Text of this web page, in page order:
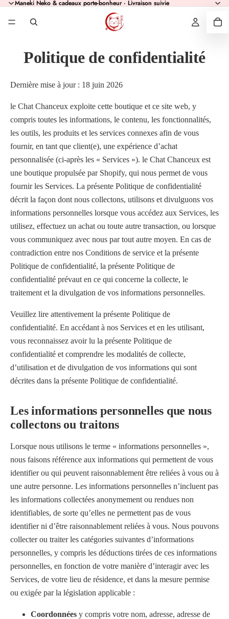
Maneki Neko & cadeaux porte-bonheur · Livraison suivie
Maneki Neko & cadeaux porte-bonheur · Livraison suivie
Politique de confidentialité
Dernière mise à jour : 18 juin 2026
le Chat Chanceux exploite cette boutique et ce site web, y
compris toutes les informations, le contenu, les fonctionnalités,
les outils, les produits et les services connexes afin de vous
fournir, en tant que client(e), une expérience d’achat
personnalisée (ci-après les « Services »). le Chat Chanceux est
une boutique propulsée par Shopify, qui nous permet de vous
fournir les Services. La présente Politique de confidentialité
décrit la façon dont nous collectons, utilisons et divulguons vos
informations personnelles lorsque vous accédez aux Services, les
utilisez, effectuez un achat ou toute autre transaction, ou lorsque
vous communiquez avec nous par tout autre moyen. En cas de
contradiction entre nos Conditions de service et la présente
Politique de confidentialité, la présente Politique de
confidentialité prévaut en ce qui concerne la collecte, le
traitement et la divulgation de vos informations personnelles.
Veuillez lire attentivement la présente Politique de
confidentialité. En accédant à nos Services et en les utilisant,
vous reconnaissez avoir lu la présente Politique de
confidentialité et comprendre les modalités de collecte,
d’utilisation et de divulgation de vos informations qui sont
décrites dans la présente Politique de confidentialité.
Les informations personnelles que nous
collectons ou traitons
Lorsque nous utilisons le terme « informations personnelles »,
nous faisons référence aux informations qui permettent de vous
identifier ou qui peuvent raisonnablement être reliées à vous ou à
une autre personne. Les informations personnelles n’incluent pas
les informations collectées anonymement ou rendues non
identifiables, de sorte qu’elles ne permettent pas de vous
identifier ni d’être raisonnablement reliées à vous. Nous pouvons
collecter ou traiter les catégories suivantes d’informations
personnelles, y compris les déductions tirées de ces informations
personnelles, en fonction de votre manière d’interagir avec les
Services, de votre lieu de résidence, et dans la mesure permise
ou exigée par la législation applicable :
Coordonnées y compris votre nom, adresse, adresse de